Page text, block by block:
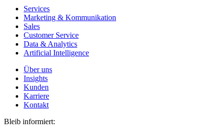
Services
Marketing & Kommunikation
Sales
Customer Service
Data & Analytics
Artificial Intelligence
Über uns
Insights
Kunden
Karriere
Kontakt
Bleib informiert: